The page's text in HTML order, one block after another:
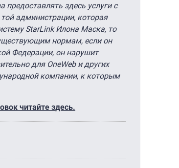
предоставлять здесь услуги с
администрации, которая
StarLink Илона Маска, то
нормам, если он
Федерации, он нарушит
для OneWeb и других
компании, к которым
читайте здесь.